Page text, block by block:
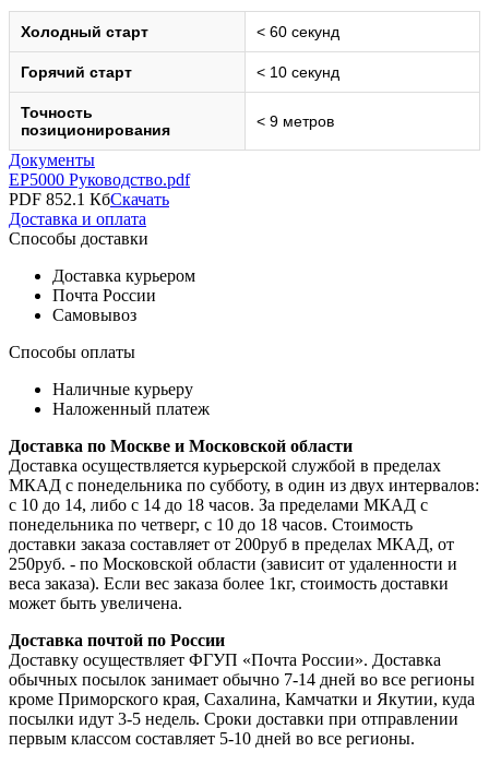
Холодный старт < 60 секунд
Горячий старт < 10 секунд
Точность
позиционирования
< 9 метров
Документы
EP5000 Руководство.pdf
PDF 852.1 КбСкачать
Доставка и оплата
Способы доставки
Доставка курьером
Почта России
Самовывоз
Способы оплаты
Наличные курьеру
Наложенный платеж
Доставка по Москве и Московской области
Доставка осуществляется курьерской службой в пределах
МКАД с понедельника по субботу, в один из двух интервалов:
с 10 до 14, либо с 14 до 18 часов. За пределами МКАД с
понедельника по четверг, с 10 до 18 часов. Стоимость
доставки заказа составляет от 200руб в пределах МКАД, от
250руб. - по Московской области (зависит от удаленности и
веса заказа). Если вес заказа более 1кг, стоимость доставки
может быть увеличена.
Доставка почтой по России
Доставку осуществляет ФГУП «Почта России». Доставка
обычных посылок занимает обычно 7-14 дней во все регионы
кроме Приморского края, Сахалина, Камчатки и Якутии, куда
посылки идут 3-5 недель. Сроки доставки при отправлении
первым классом составляет 5-10 дней во все регионы.